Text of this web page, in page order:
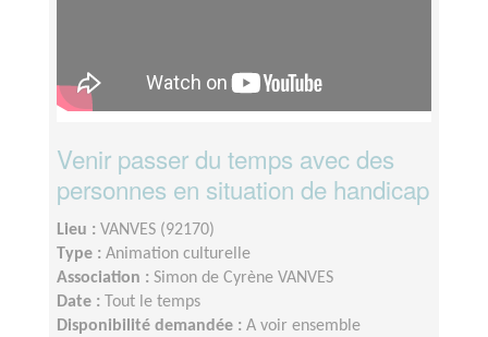
Venir passer du temps avec des
personnes en situation de handicap
Lieu : VANVES (92170)
Type : Animation culturelle
Association : Simon de Cyrène VANVES
Date :
Tout le temps
Disponibilité demandée : A voir ensemble